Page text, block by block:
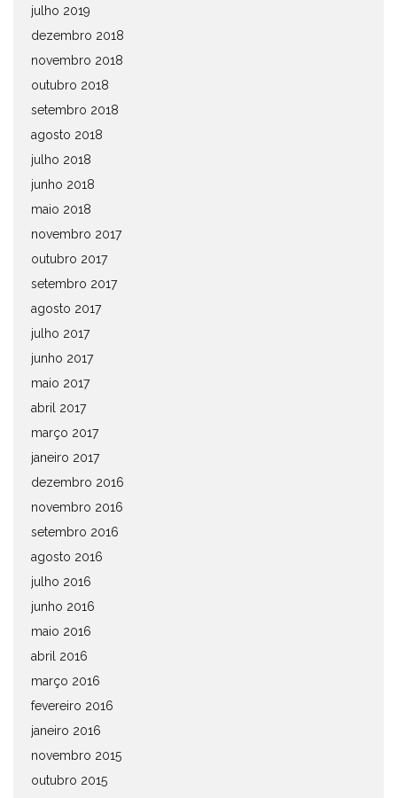
julho 2019
dezembro 2018
novembro 2018
outubro 2018
setembro 2018
agosto 2018
julho 2018
junho 2018
maio 2018
novembro 2017
outubro 2017
setembro 2017
agosto 2017
julho 2017
junho 2017
maio 2017
abril 2017
março 2017
janeiro 2017
dezembro 2016
novembro 2016
setembro 2016
agosto 2016
julho 2016
junho 2016
maio 2016
abril 2016
março 2016
fevereiro 2016
janeiro 2016
novembro 2015
outubro 2015